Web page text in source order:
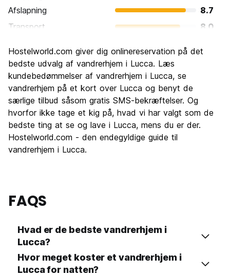
Afslapning
8.7
Transport
8.0
Kultur
Fester
Værdi for pengene
Hostelworld.com giver dig onlinereservation på det
bedste udvalg af vandrerhjem i Lucca. Læs
kundebedømmelser af vandrerhjem i Lucca, se
vandrerhjem på et kort over Lucca og benyt de
særlige tilbud såsom gratis SMS-bekræftelser. Og
hvorfor ikke tage et kig på, hvad vi har valgt som de
bedste ting at se og lave i Lucca, mens du er der.
Hostelworld.com - den endegyldige guide til
vandrerhjem i Lucca.
FAQS
Hvad er de bedste vandrerhjem i
Lucca?
Hvor meget koster et vandrerhjem i
Lucca for natten?